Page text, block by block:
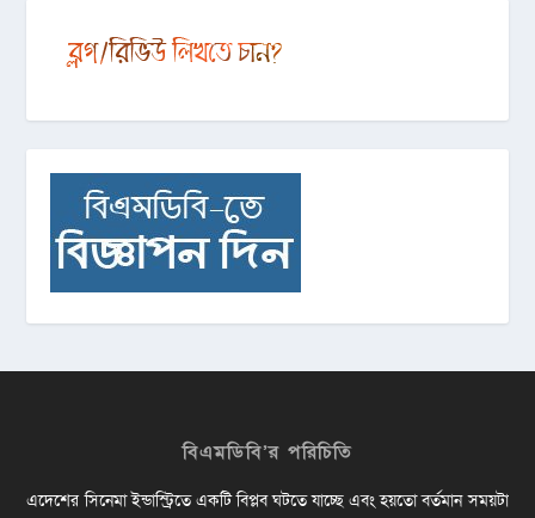
বিএমডিবি’র পরিচিতি
এদেশের সিনেমা ইন্ডাস্ট্রিতে একটি বিপ্লব ঘটতে যাচ্ছে এবং হয়তো বর্তমান সময়টা